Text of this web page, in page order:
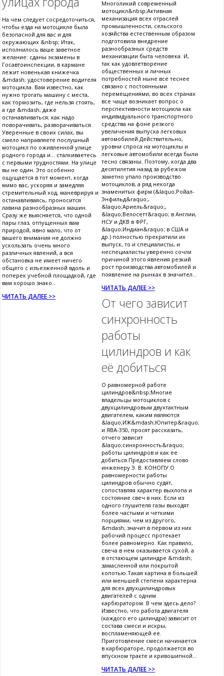
На чем следует сосредоточиться,
чтобы езда на мотоцикле была
безопасной для вас и для
окружающих &nbsp; Итак,
исполнилось ваше заветное
желание: сданы экзамены в
Госавтоинспекции, в кармане
лежит новенькая книжечка
&mdash; удостоверение водителя
мотоцикла. Вам известно, как
нужно трогать машину с места,
как тормозить, где нельзя стоять,
а где &mdash; даже
останавливаться; как надо
поворачивать, разворачиваться.
Уверенные в своих силах, вы
смело направляете послушный
мотоцикл по оживленной улице
родного города и... сталкиваетесь
с первыми трудностями. На улице
вы не один. Это особенно
ощущается в тот момент, когда
мимо вас, ускоряя и замедляя
стремительный ход, маневрируя и
останавливаясь, проносится
лавина разнообразных машин.
Сразу же выясняется, что одной
пары глаз, отпущенных вам
природой, явно мало, что от
вашего внимания не должно
ускользать очень много
различных явлений, а вся
обстановка не имеет ничего
общего с изъезженной вдоль и
поперек учебной площадкой, где
вам хорошо знако...
ЧИТАТЬ ДАЛЕЕ >>
Многоликий современный
мотоцикл&nbsp;Активная
механизация всех отраслей
промышленности, сельского
хозяйства естественным образом
подготовила внедрение
разнообразных средств
механизации быта человека. И,
так как удовлетворение
общественных и личных
потребностей ныне все теснее
связано с постоянными
перемещениями, во всех странах
все чаще возникает вопрос о
перспективности мотоцикла как
индивидуального транспортного
средства на фоне резкого
увеличения выпуска легковых
автомобилей.Действительно,
уровни спроса на мотоциклы и
легковые автомобили всегда были
тесно связаны. Поэтому, когда два
десятилетия назад за рубежом
заметно упало производство
мотоциклов, а ряд некогда
знаменитых фирм (&laquo;Ройал-
Энфильд&raquo;,
&laquo;Ариель&raquo;,
&laquo;Велосетт&raquo; в Англии,
НСУ и ДКВ в ФРГ,
&laquo;Индиан&raquo; в США и
др.) полностью прекратили их
выпуск, то и специалисты, и
неспециалисты уверенно сочли
причиной этого явления резкий
рост производства автомобилей и
появление на рынках в значител...
ЧИТАТЬ ДАЛЕЕ >>
От чего зависит
синхронность
работы
цилиндров и как
её добиться
О равномерной работе
цилиндров&nbsp;Многие
владельцы мотоциклов с
двухцилиндровым двухтактным
двигателем, каким являются
&laquo;ИЖ&mdash;Юпитер&raquo;
и ЯВА-350, просят рассказать,
отчего зависит
&laquo;синхронность&raquo;
работы цилиндров и как ее
добиться.Предоставляем слово
инженеру Э. В. КОНОПУ.О
равномерности работы
цилиндров обычно судят,
сопоставляя характер выхлопа и
состояние свеч в них. Если из
одного глушителя газы выходят
более частыми и четкими
порциями, чем из другого,
&mdash; значит в первом из них
рабочий процесс протекает
более равномерно. Как правило,
свеча в нем оказывается сухой, а
в отстающем цилиндре &mdash;
замасленной или покрытой
копотью.Такая картина в большей
или меньшей степени характерна
для всех двухцилиндровых
двигателей с одним
карбюратором. В чем здесь дело?
Известно, что работа двигателя
(каждого его цилиндра) зависит от
состава смеси и искры,
воспламеняющей ее.
Приготовление смеси начинается
в карбюраторе, продолжается во
впускном тракте и кривошипной...
ЧИТАТЬ ДАЛЕЕ >>